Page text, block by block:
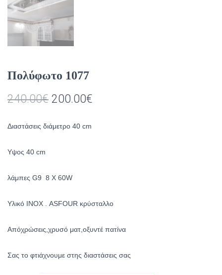
Πολύφωτο 1077
240.00€ Original
200.00€
Διαστάσεις διάμετρο 40 cm
Υψος 40 cm
λάμπες G9 8 X 60W
Yλικό ΙΝΟΧ . ASFOUR κρύσταλλο
Απόχρώσεις,χρυσό ματ,οξυντέ πατίνα
Σας το φτιάχνουμε στης διαστάσεις σας